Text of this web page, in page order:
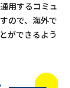
用するコミュ
ので、海外で
ができるよう